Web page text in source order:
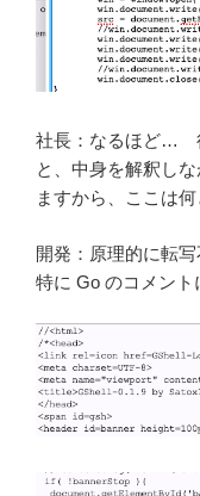
社長：なるほど…
と、中身を解釈し
ますから、ここは何
開発：原理的に転
特に Go のコメント